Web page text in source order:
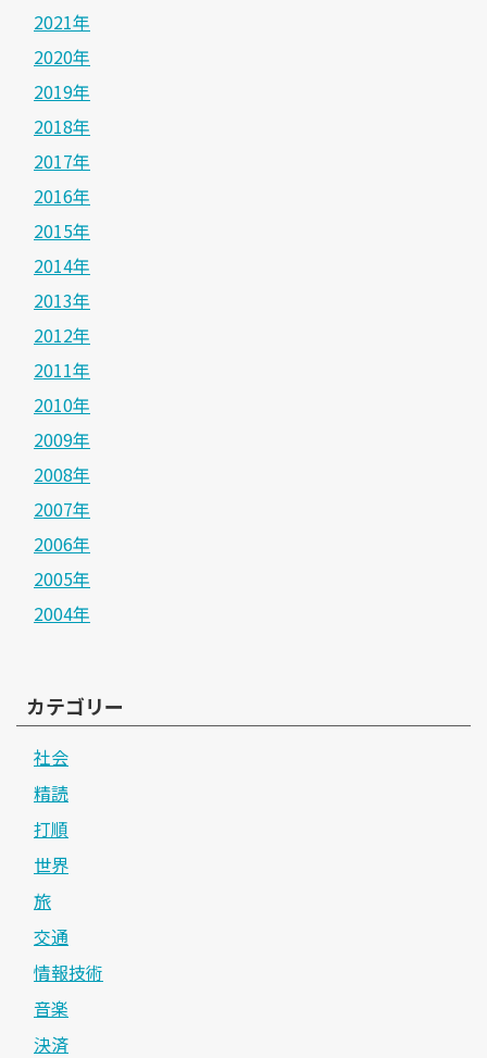
2021年
2020年
2019年
2018年
2017年
2016年
2015年
2014年
2013年
2012年
2011年
2010年
2009年
2008年
2007年
2006年
2005年
2004年
カテゴリー
社会
精読
打順
世界
旅
交通
情報技術
音楽
決済